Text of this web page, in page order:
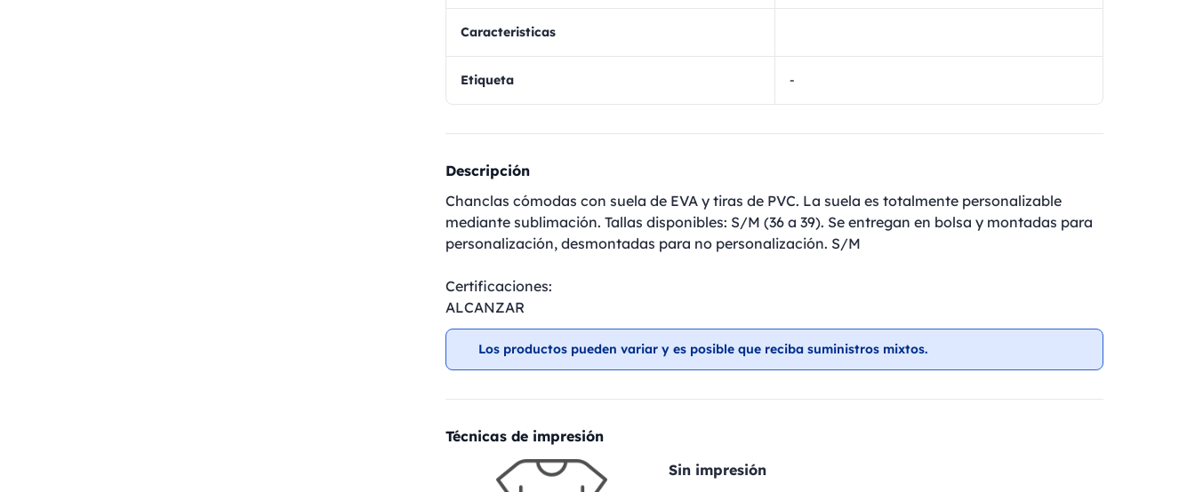
Caracteristicas
Etiqueta -
Descripción
Chanclas cómodas con suela de EVA y tiras de PVC. La suela es totalmente personalizable
mediante sublimación. Tallas disponibles: S/M (36 a 39). Se entregan en bolsa y montadas para
personalización, desmontadas para no personalización. S/M
Certificaciones:
ALCANZAR
Los productos pueden variar y es posible que reciba suministros mixtos.
Técnicas de impresión
Sin impresión